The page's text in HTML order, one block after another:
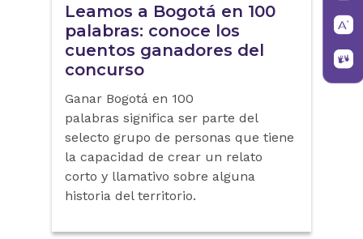
Leamos a Bogotá en 100
palabras: conoce los
cuentos ganadores del
concurso
Ganar Bogotá en 100
palabras significa ser parte del
selecto grupo de personas que tiene
la capacidad de crear un relato
corto y llamativo sobre alguna
historia del territorio.